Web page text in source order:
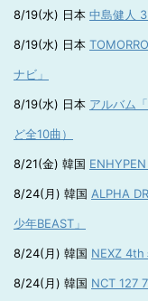
8/19(水) 日本 中島健人
8/19(水) 日本
ナビ」
8/19(水) 日本 アルバム
ど全10曲）
8/21(金) 韓国
8/24(月) 韓国 ALPHA
少年BEAST」
8/24(月) 韓国 NEXZ 4th
8/24(月) 韓国 NCT 127